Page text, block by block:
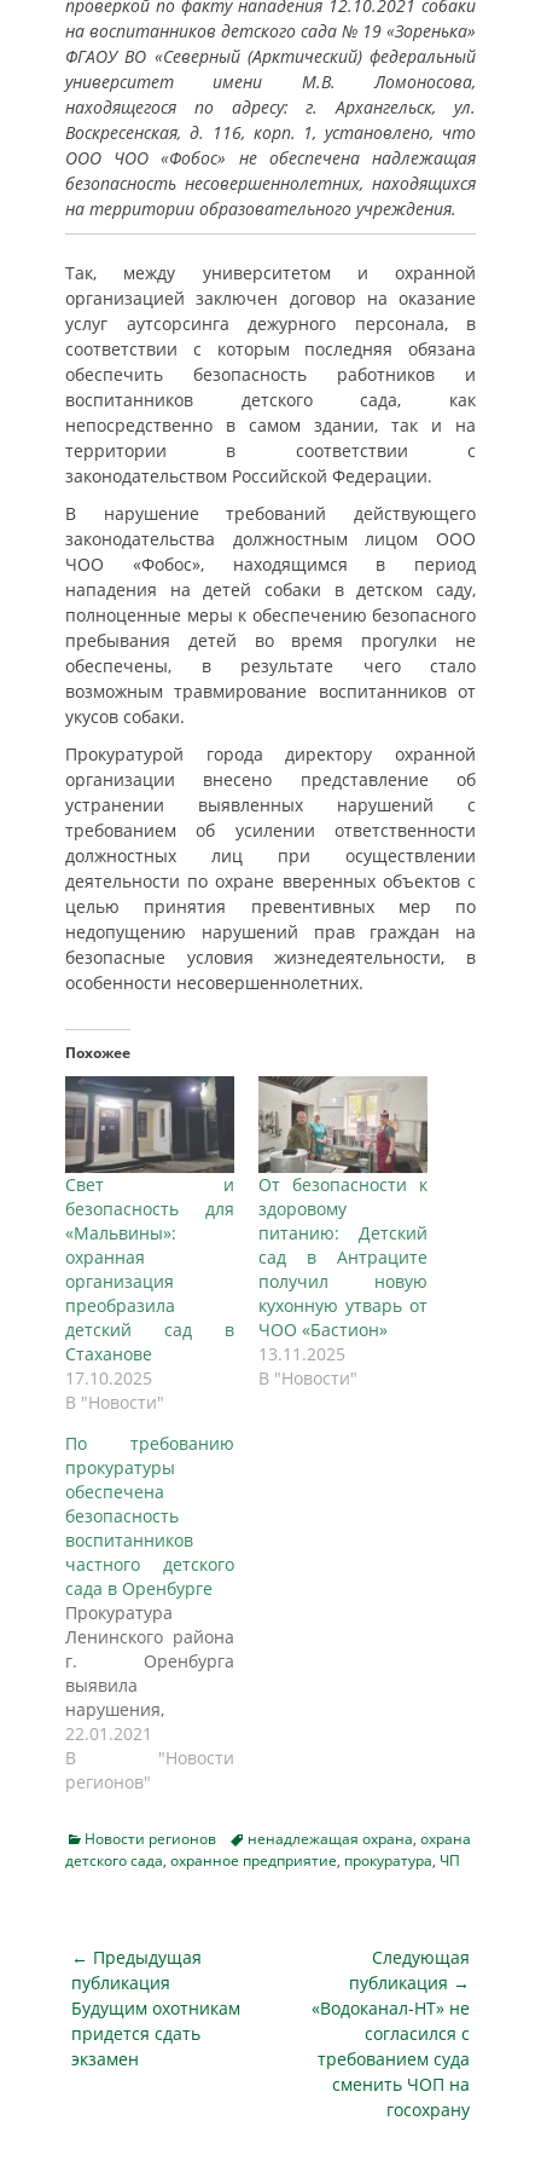
проверкой по факту нападения 12.10.2021 собаки
на воспитанников детского сада № 19 «Зоренька»
ФГАОУ ВО «Северный (Арктический) федеральный
университет имени М.В. Ломоносова,
находящегося по адресу: г. Архангельск, ул.
Воскресенская, д. 116, корп. 1, установлено, что
ООО ЧОО «Фобос» не обеспечена надлежащая
безопасность несовершеннолетних, находящихся
на территории образовательного учреждения.
Так, между университетом и охранной
организацией заключен договор на оказание
услуг аутсорсинга дежурного персонала, в
соответствии с которым последняя обязана
обеспечить безопасность работников и
воспитанников детского сада, как
непосредственно в самом здании, так и на
территории в соответствии с
законодательством Российской Федерации.
В нарушение требований действующего
законодательства должностным лицом ООО
ЧОО «Фобос», находящимся в период
нападения на детей собаки в детском саду,
полноценные меры к обеспечению безопасного
пребывания детей во время прогулки не
обеспечены, в результате чего стало
возможным травмирование воспитанников от
укусов собаки.
Прокуратурой города директору охранной
организации внесено представление об
устранении выявленных нарушений с
требованием об усилении ответственности
должностных лиц при осуществлении
деятельности по охране вверенных объектов с
целью принятия превентивных мер по
недопущению нарушений прав граждан на
безопасные условия жизнедеятельности, в
особенности несовершеннолетних. ​​​​​​​
Похожее
Свет и
безопасность для
«Мальвины»:
охранная
организация
преобразила
детский сад в
Стаханове
17.10.2025
В "Новости"
От безопасности к
здоровому
питанию: Детский
сад в Антраците
получил новую
кухонную утварь от
ЧОО «Бастион»
13.11.2025
В "Новости"
По требованию
прокуратуры
обеспечена
безопасность
воспитанников
частного детского
сада в Оренбурге
Прокуратура
Ленинского района
г. Оренбурга
выявила
нарушения,
допущенные
владелицей
частного детского
Поппинс» при
организации
учреждении.
Поводом для
проведения
проверки стал факт
ухода одного из
воспитанников с
22.01.2021
В "Новости
регионов"
Categories
Новости регионов Tagsненадлежащая охрана, охрана
детского сада, охранное предприятие, прокуратура, ЧП
Навигация
по
записям
← Предыдущая
публикация
Предыдущая
публикация
Будущим охотникам
придется сдать
экзамен
Следующая
публикация →
Следующая
публикация
«Водоканал-НТ» не
согласился с
требованием суда
сменить ЧОП на
госохрану